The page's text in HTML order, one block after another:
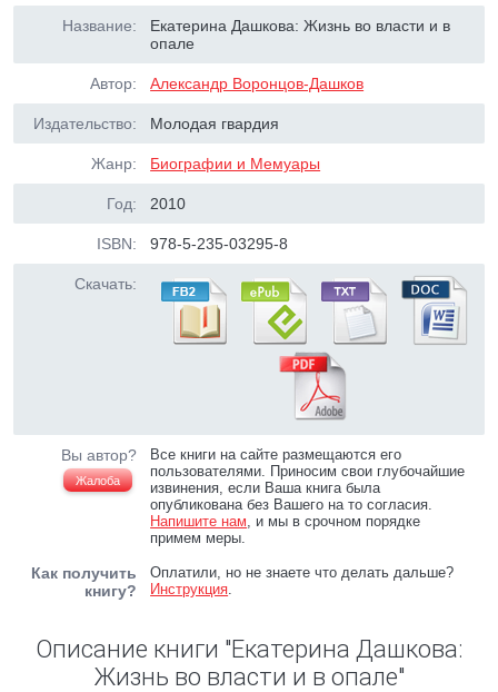
Название:
Екатерина Дашкова: Жизнь во власти и в
опале
Автор: Александр Воронцов-Дашков
Издательство: Молодая гвардия
Жанр: Биографии и Мемуары
Год: 2010
ISBN: 978-5-235-03295-8
Скачать:
Вы автор?
Жалоба
Все книги на сайте размещаются его
пользователями. Приносим свои глубочайшие
извинения, если Ваша книга была
опубликована без Вашего на то согласия.
Напишите нам, и мы в срочном порядке
примем меры.
Как получить
книгу?
Оплатили, но не знаете что делать дальше?
Инструкция.
Описание книги "Екатерина Дашкова:
Жизнь во власти и в опале"